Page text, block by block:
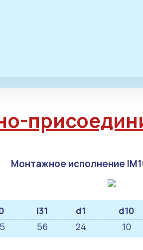
Монтажное исполнение
l31 d1 d10
56 24 10